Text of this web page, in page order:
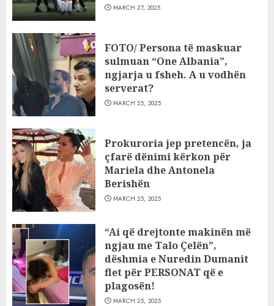
MARCH 27, 2025
FOTO/ Persona të maskuar
sulmuan “One Albania”,
ngjarja u fsheh. A u vodhën
serverat?
MARCH 25, 2025
Prokuroria jep pretencën, ja
çfarë dënimi kërkon për
Mariela dhe Antonela
Berishën
MARCH 25, 2025
“Ai që drejtonte makinën më
ngjau me Talo Çelën”,
dëshmia e Nuredin Dumanit
flet për PERSONAT që e
plagosën!
MARCH 25, 2025